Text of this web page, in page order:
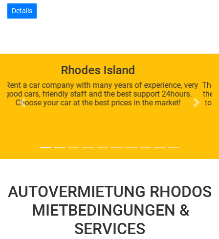
Details
Lea-Marie Gene
The best car rental we visited. The service is very good and
the price is perfect. The boss is sympathetic and responds
to the wishes of the customer. Of course there are 5 stars
Previous Next
AUTOVERMIETUNG RHODOS
MIETBEDINGUNGEN &
SERVICES